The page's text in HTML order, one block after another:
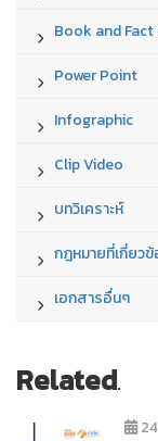
Book and
Power Point
Infographic
Clip Video
บทวิเคราะห์
กฎหมายที่เกี่ยว
เอกสารอื่นๆ
Related.